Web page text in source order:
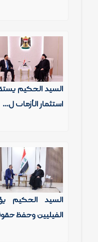
السيد الحكيم
استثمار الأزمات ل...
السيد الحكيم
الفيليين وحفظ